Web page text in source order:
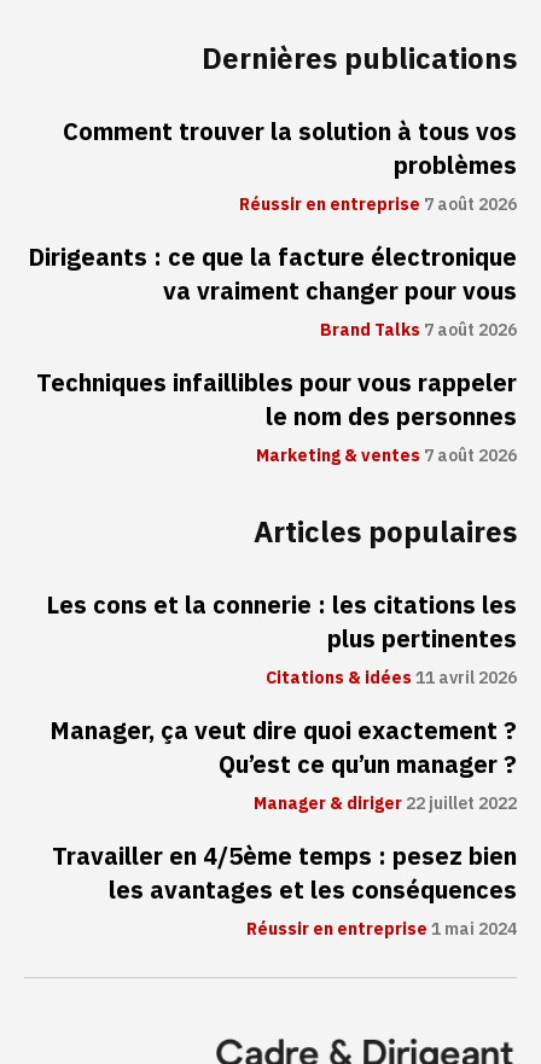
Dernières publications
Comment trouver la solution à tous vos
problèmes
Réussir en entreprise 7 août 2026
Dirigeants : ce que la facture électronique
va vraiment changer pour vous
Brand Talks7 août 2026
Techniques infaillibles pour vous rappeler
le nom des personnes
Marketing & ventes7 août 2026
Articles populaires
Les cons et la connerie : les citations les
plus pertinentes
Citations & idées11 avril 2026
Manager, ça veut dire quoi exactement ?
Qu’est ce qu’un manager ?
Manager & diriger22 juillet 2022
Travailler en 4/5ème temps : pesez bien
les avantages et les conséquences
Réussir en entreprise1 mai 2024